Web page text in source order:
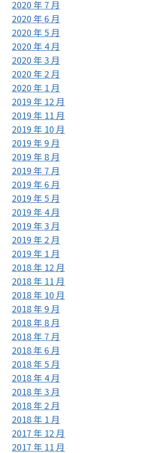
2020 年 7 月
2020 年 6 月
2020 年 5 月
2020 年 4 月
2020 年 3 月
2020 年 2 月
2020 年 1 月
2019 年 12 月
2019 年 11 月
2019 年 10 月
2019 年 9 月
2019 年 8 月
2019 年 7 月
2019 年 6 月
2019 年 5 月
2019 年 4 月
2019 年 3 月
2019 年 2 月
2019 年 1 月
2018 年 12 月
2018 年 11 月
2018 年 10 月
2018 年 9 月
2018 年 8 月
2018 年 7 月
2018 年 6 月
2018 年 5 月
2018 年 4 月
2018 年 3 月
2018 年 2 月
2018 年 1 月
2017 年 12 月
2017 年 11 月